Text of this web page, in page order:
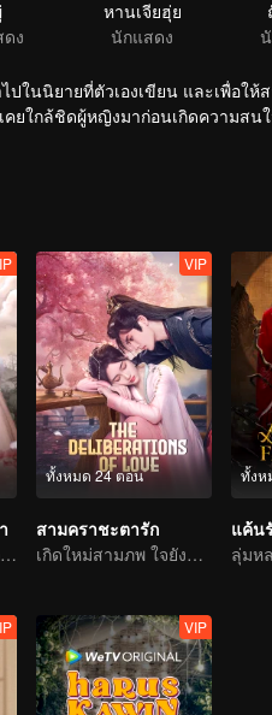
ปในนิยายที่ตัวเองเขียน และเพื่อ
ทำให้ฉินอวี้ที่ไม่เคยใกล้ชิดผู้หญิงมาก่อนเกิดควา
เปิดสูตรโกงทะลุมิติยกทีม
ทั้งหมด 24 ตอน
VIP
สามคราชะตารัก
เกิดใหม่สามภพ ใจยังรักเพียงผู้เดียว
ทั้งห
แค้น
VIP